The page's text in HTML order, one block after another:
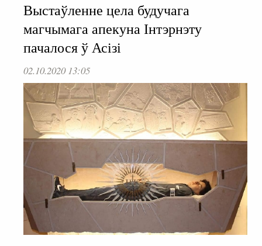
Выстаўленне цела будучага
магчымага апекуна Інтэрнэту
пачалося ў Асізі
02.10.2020 13:05